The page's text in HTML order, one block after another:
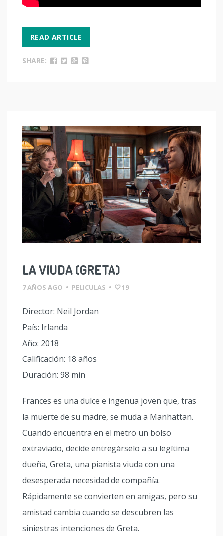
READ ARTICLE
SHARE:
LA VIUDA (GRETA)
7 AÑOS AGO • PELICULAS • 19
Director: Neil Jordan
País: Irlanda
Año: 2018
Calificación: 18 años
Duración: 98 min
Frances es una dulce e ingenua joven que, tras
la muerte de su madre, se muda a Manhattan.
Cuando encuentra en el metro un bolso
extraviado, decide entregárselo a su legítima
dueña, Greta, una pianista viuda con una
desesperada necesidad de compañía.
Rápidamente se convierten en amigas, pero su
amistad cambia cuando se descubren las
siniestras intenciones de Greta.